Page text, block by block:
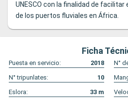
UNESCO con la finalidad de
de los puertos fluviales en África.
Ficha
Puesta en servicio: 2018 N°
N° tripunlates:
10
Eslora:
33 m